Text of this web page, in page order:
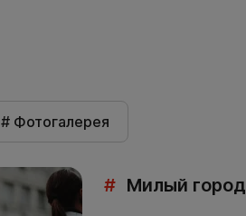
# Фотогалерея
# Милый город